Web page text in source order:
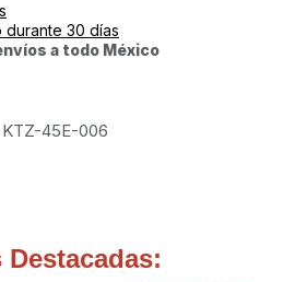
durante 30 días
a todo México
KTZ-45E-006